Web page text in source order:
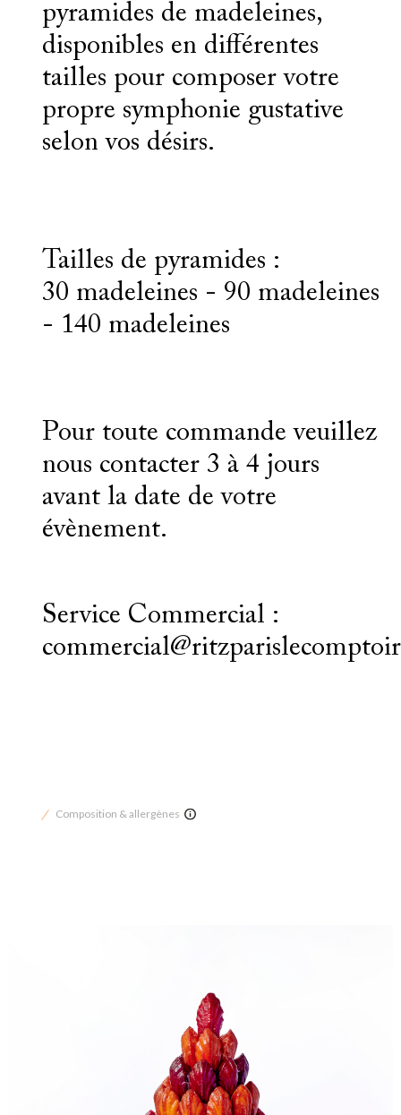
pyramides de madeleines,
disponibles en différentes
tailles pour composer votre
propre symphonie gustative
selon vos désirs.
Tailles de pyramides :
30 madeleines - 90 madeleines
- 140 madeleines
Pour toute commande veuillez
nous contacter 3 à 4 jours
avant la date de votre
évènement.
Service Commercial :
Composition & allergènes